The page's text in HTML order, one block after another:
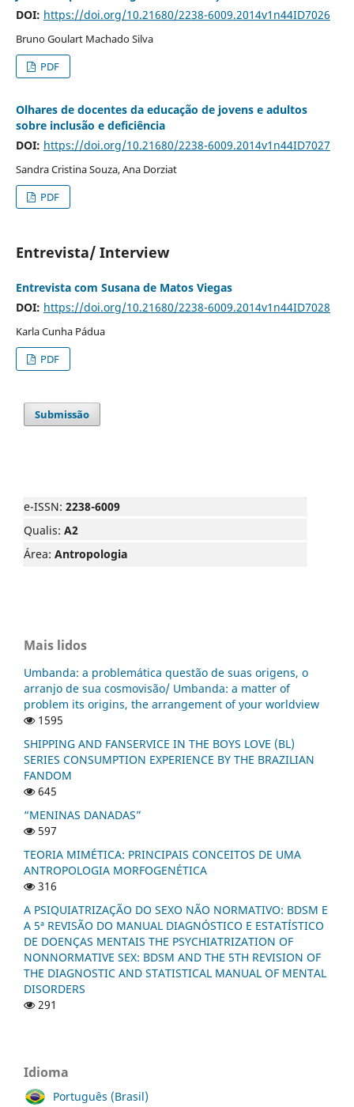
DOI: https://doi.org/10.21680/2238-6009.2014v1n44ID7026
Bruno Goulart Machado Silva
PDF
Olhares de docentes da educação de jovens e adultos
sobre inclusão e deficiência
DOI: https://doi.org/10.21680/2238-6009.2014v1n44ID7027
Sandra Cristina Souza, Ana Dorziat
PDF
Entrevista/ Interview
Entrevista com Susana de Matos Viegas
DOI: https://doi.org/10.21680/2238-6009.2014v1n44ID7028
Karla Cunha Pádua
PDF
Submissão
e-ISSN: 2238-6009
Qualis: A2
Área: Antropologia
Mais lidos
Umbanda: a problemática questão de suas origens, o
arranjo de sua cosmovisão/ Umbanda: a matter of
problem its origins, the arrangement of your worldview
1595
SHIPPING AND FANSERVICE IN THE BOYS LOVE (BL)
SERIES CONSUMPTION EXPERIENCE BY THE BRAZILIAN
FANDOM
645
“MENINAS DANADAS”
597
TEORIA MIMÉTICA: PRINCIPAIS CONCEITOS DE UMA
ANTROPOLOGIA MORFOGENÉTICA
316
A PSIQUIATRIZAÇÃO DO SEXO NÃO NORMATIVO: BDSM E
A 5ª REVISÃO DO MANUAL DIAGNÓSTICO E ESTATÍSTICO
DE DOENÇAS MENTAIS THE PSYCHIATRIZATION OF
NONNORMATIVE SEX: BDSM AND THE 5TH REVISION OF
THE DIAGNOSTIC AND STATISTICAL MANUAL OF MENTAL
DISORDERS
291
Idioma
Português (Brasil)